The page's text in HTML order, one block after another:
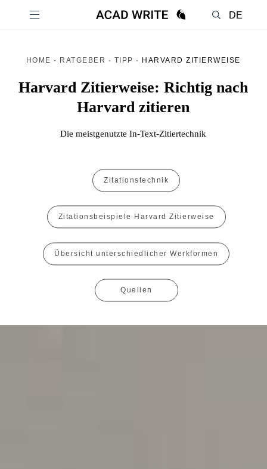
DE
HOME · RATGEBER · TIPP · HARVARD ZITIERWEISE
Harvard Zitierweise: Richtig nach
Harvard zitieren
Die meistgenutzte In-Text-Zitiertechnik
Zitationstechnik
Zitationsbeispiele Harvard Zitierweise
Übersicht unterschiedlicher Werkformen
Quellen